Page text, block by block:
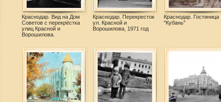
Краснодар. Вид на Дом
Советов с перекрёстка
улиц Красной и
Ворошилова.
Краснодар. Перекресток
ул. Красной и
Ворошилова, 1971 год
Краснодар. Гостиница
"Кубань"